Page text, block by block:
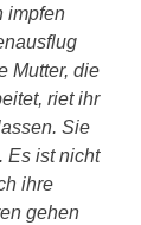
impfen
Mutter, die
riet ihr
Sie
Es ist nicht
ihre
gehen